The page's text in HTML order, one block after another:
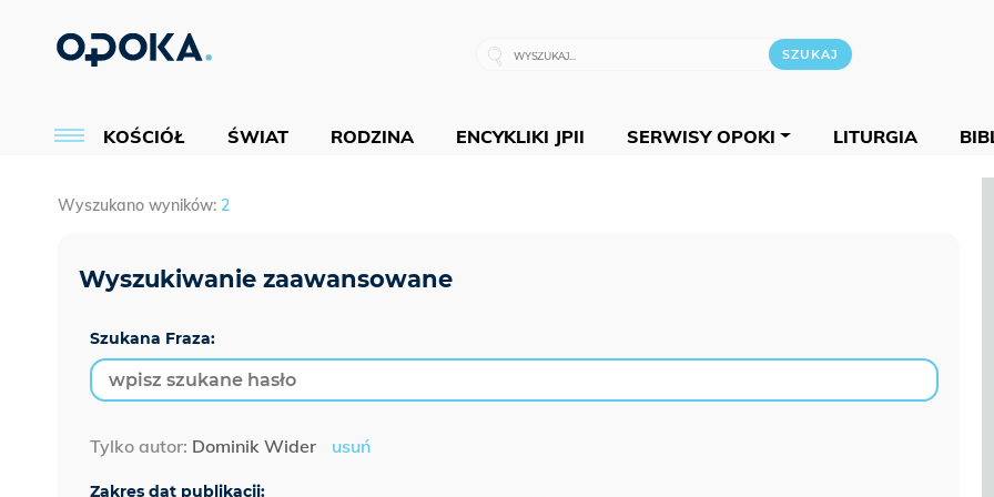
KOŚCIÓŁ ŚWIAT RODZINA ENCYKLIKI JPII SERWISY OPOKI LITURGIA
Wyszukano wyników: 2
Szukana Fraza:
Tylko autor: Dominik Wider usuń